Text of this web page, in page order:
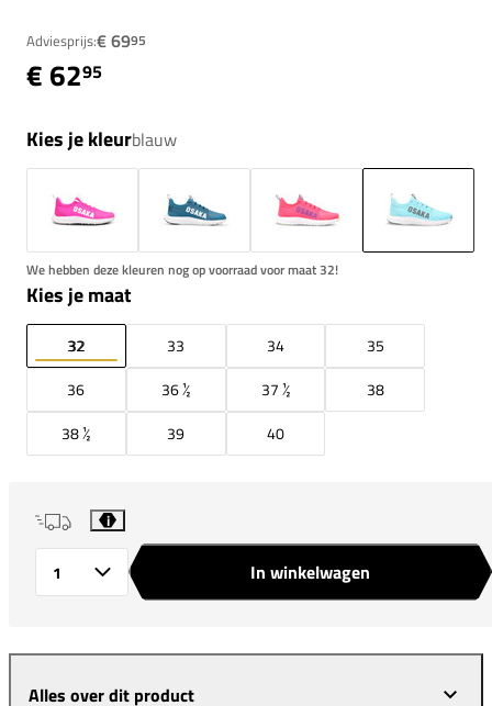
Adviesprijs:€ 6995
€ 6295
Kies je kleurblauw
We hebben deze kleuren nog op voorraad voor maat 32!
Kies je maat
32 33 34
35
36
36 ½ 37 ½
38
38 ½
39 40
i
In winkelwagen
Alles over dit product